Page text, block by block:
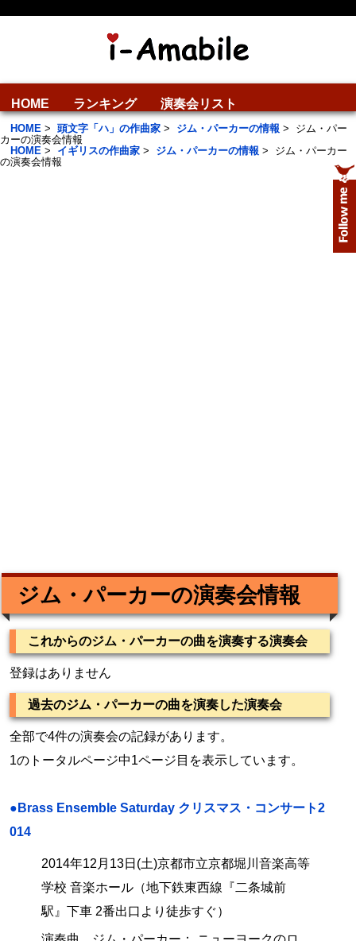
HOME ランキング 演奏会リスト
HOME > 頭文字「ハ」の作曲家 > ジム・パーカーの情報 > ジム・パー
カーの演奏会情報
HOME > イギリスの作曲家 > ジム・パーカーの情報 > ジム・パーカー
の演奏会情報
ジム・パーカーの演奏会情報
これからのジム・パーカーの曲を演奏する演奏会
登録はありません
過去のジム・パーカーの曲を演奏した演奏会
全部で4件の演奏会の記録があります。
1のトータルページ中1ページ目を表示しています。
●Brass Ensemble Saturday クリスマス・コンサート2
014
2014年12月13日(土)京都市立京都堀川音楽高等
学校 音楽ホール（地下鉄東西線『二条城前
駅』下車 2番出口より徒歩すぐ）